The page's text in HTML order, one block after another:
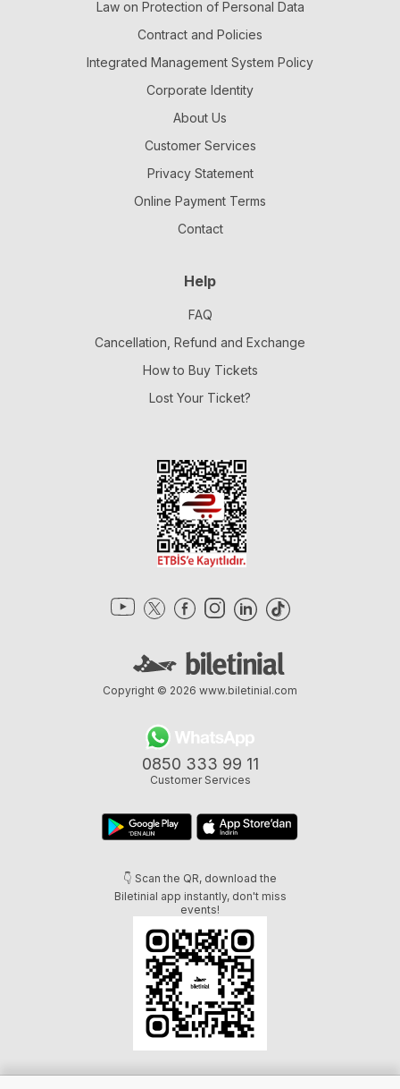
Law on Protection of Personal Data
Contract and Policies
Integrated Management System Policy
Corporate Identity
About Us
Customer Services
Privacy Statement
Online Payment Terms
Contact
Help
FAQ
Cancellation, Refund and Exchange
How to Buy Tickets
Lost Your Ticket?
0850 333 99 11
Customer Services
👇 Scan the QR, download the
Biletinial app instantly, don't miss
events!
Copyright © 2026 www.biletinial.com